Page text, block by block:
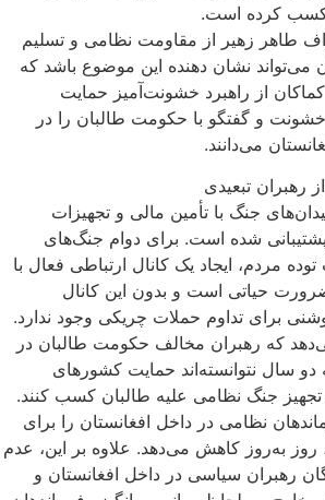
کسب کرده است.
طاهر زهیر از مقاومت نظامی و تسلیم
نشان دهنده‌ این موضوع باشد که
از راهبرد خشونت‌آمیز حمایت
و گفتگو با حکومت طالبان را در
می‌دانند.
جنگ با تأمین مالی و تجهیزات
شده است. برای دوام جنگ‌های
مردم، ایجاد یک کانال ارتباطی فعال با
حیاتی است و بدون این کانال
برای تداوم حملات چریکی وجود ندارد.
که رهبران مخالف حکومت طالبان در
دو سال نتوانسته‌اند حمایت کشورهای
جنگ نظامی علیه طالبان کسب کنند.
نظامی در داخل افغانستان را برای
روز به‌روز کاهش می‌دهد. علاوه بر این، عدم
رهبران سیاسی در داخل افغانستان و